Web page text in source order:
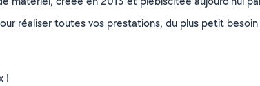
réaliser toutes vos prestations, du plus petit
!